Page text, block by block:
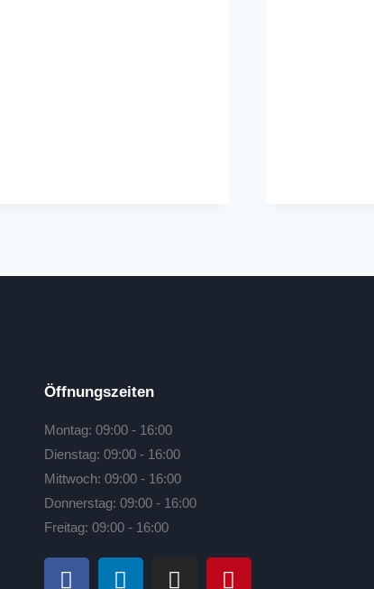
Öffnungszeiten
Montag: 09:00 - 16:00
Dienstag: 09:00 - 16:00
Mittwoch: 09:00 - 16:00
Donnerstag: 09:00 - 16:00
Freitag: 09:00 - 16:00